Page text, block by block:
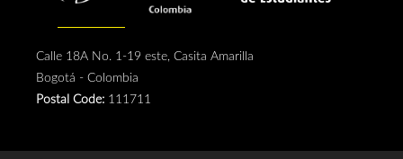
Calle 18A No. 1-19 este, Casita Amarilla
Bogotá - Colombia
Postal Code: 111711